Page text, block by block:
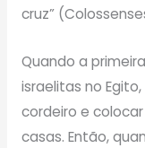
cruz”
Quando a
israelitas no
cordeiro e
casas. Então,